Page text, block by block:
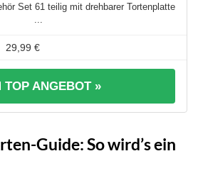
Set 61 teilig mit drehbarer Tortenplatte
29,99 €
TOP ANGEBOT »
Guide: So wird’s ein